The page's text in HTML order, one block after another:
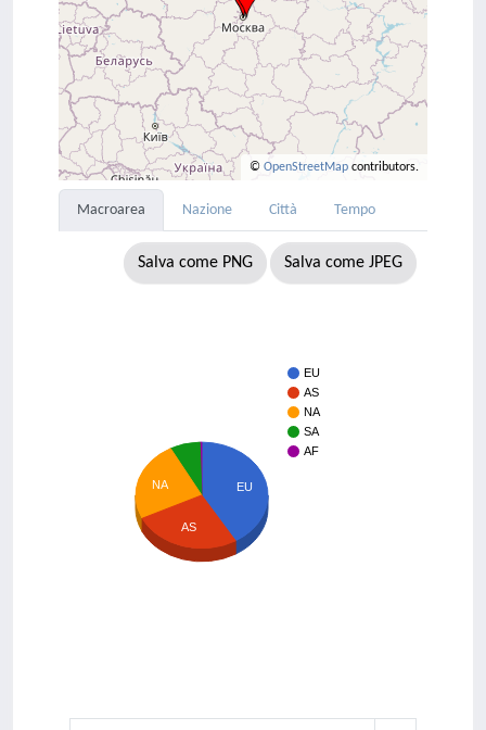
© OpenStreetMap contributors.
Macroarea Nazione Città Tempo
Salva come PNG Salva come JPEG
EU
AS
NA
SA
AF
EU
NA
AS